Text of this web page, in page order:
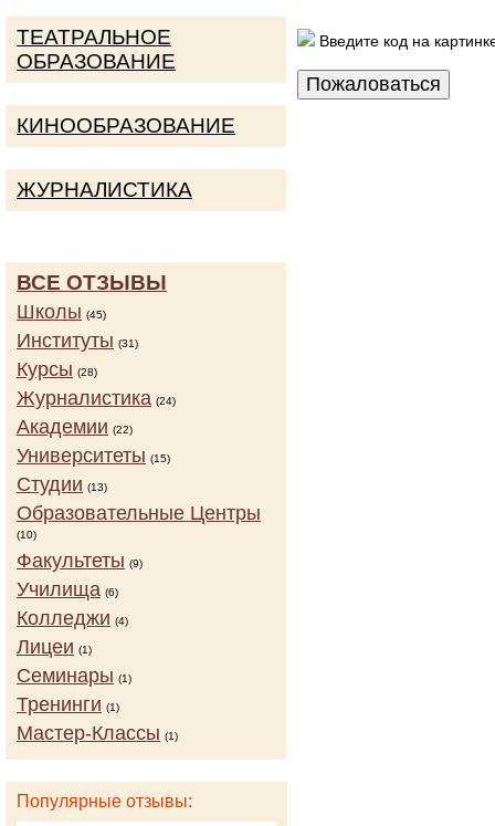
Введите код на
ТЕАТРАЛЬНОЕ
ОБРАЗОВАНИЕ
КИНООБРАЗОВАНИЕ
ЖУРНАЛИСТИКА
ВСЕ ОТЗЫВЫ
Школы (45)
Институты (31)
Курсы (28)
Журналистика (24)
Академии (22)
Университеты (15)
Студии (13)
Образовательные Центры
(10)
Факультеты (9)
Училища (6)
Колледжи (4)
Лицеи (1)
Семинары (1)
Тренинги (1)
Мастер-Классы (1)
Популярные отзывы: